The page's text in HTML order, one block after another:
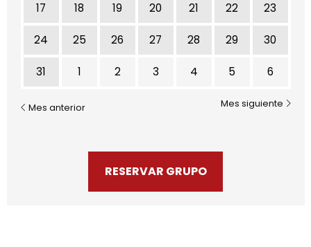
17 18 19 20 21 22 23
24 25 26 27 28 29 30
31 1 2 3 4 5 6
Mes anterior Mes siguiente
RESERVAR GRUPO